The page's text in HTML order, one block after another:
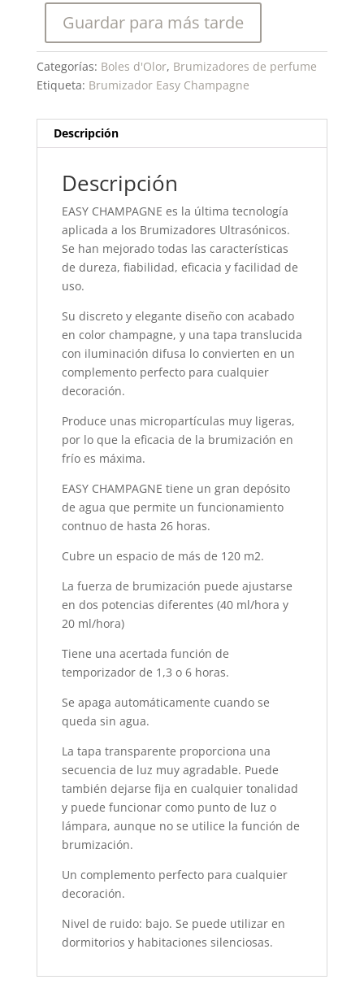
Guardar para más tarde
Categorías: Boles d'Olor, Brumizadores de perfume
Etiqueta: Brumizador Easy Champagne
Descripción
Descripción
EASY CHAMPAGNE es la última tecnología
aplicada a los Brumizadores Ultrasónicos.
Se han mejorado todas las características
de dureza, fiabilidad, eficacia y facilidad de
uso.
Su discreto y elegante diseño con acabado
en color champagne, y una tapa translucida
con iluminación difusa lo convierten en un
complemento perfecto para cualquier
decoración.
Produce unas micropartículas muy ligeras,
por lo que la eficacia de la brumización en
frío es máxima.
EASY CHAMPAGNE tiene un gran depósito
de agua que permite un funcionamiento
contnuo de hasta 26 horas.
Cubre un espacio de más de 120 m2.
La fuerza de brumización puede ajustarse
en dos potencias diferentes (40 ml/hora y
20 ml/hora)
Tiene una acertada función de
temporizador de 1,3 o 6 horas.
Se apaga automáticamente cuando se
queda sin agua.
La tapa transparente proporciona una
secuencia de luz muy agradable. Puede
también dejarse fija en cualquier tonalidad
y puede funcionar como punto de luz o
lámpara, aunque no se utilice la función de
brumización.
Un complemento perfecto para cualquier
decoración.
Nivel de ruido: bajo. Se puede utilizar en
dormitorios y habitaciones silenciosas.